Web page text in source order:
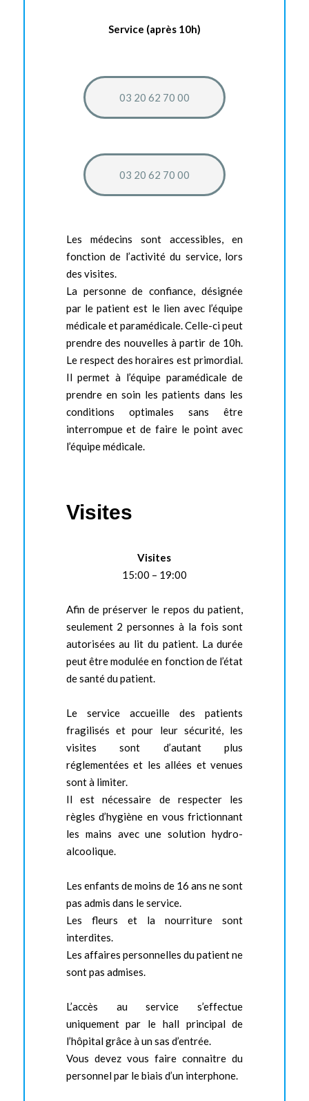
Service (après 10h)
03 20 62 70 00
03 20 62 70 00
Les médecins sont accessibles, en
fonction de l’activité du service, lors
des visites.
La personne de confiance, désignée
par le patient est le lien avec l’équipe
médicale et paramédicale. Celle-ci peut
prendre des nouvelles à partir de 10h.
Le respect des horaires est primordial.
Il permet à l’équipe paramédicale de
prendre en soin les patients dans les
conditions optimales sans être
interrompue et de faire le point avec
l’équipe médicale.
Visites
Visites
15:00 – 19:00
Afin de préserver le repos du patient,
seulement 2 personnes à la fois sont
autorisées au lit du patient. La durée
peut être modulée en fonction de l’état
de santé du patient.
Le service accueille des patients
fragilisés et pour leur sécurité, les
visites sont d’autant plus
réglementées et les allées et venues
sont à limiter.
Il est nécessaire de respecter les
règles d’hygiène en vous frictionnant
les mains avec une solution hydro-
alcoolique.
Les enfants de moins de 16 ans ne sont
pas admis dans le service.
Les fleurs et la nourriture sont
interdites.
Les affaires personnelles du patient ne
sont pas admises.
L’accès au service s’effectue
uniquement par le hall principal de
l’hôpital grâce à un sas d’entrée.
Vous devez vous faire connaitre du
personnel par le biais d’un interphone.